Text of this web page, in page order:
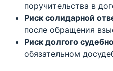
поручительства в
Риск солидарной
после обращения
Риск долгого
обязательном